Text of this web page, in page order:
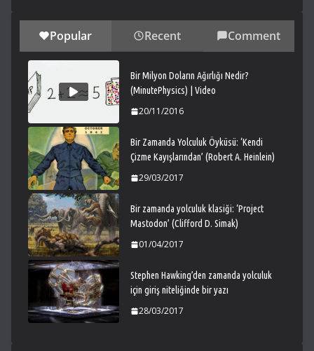
Popular Recent Comment
Bir Milyon Doların Ağırlığı Nedir?
(MinutePhysics) | Video
20/11/2016
Bir Zamanda Yolculuk Öyküsü: ‘Kendi
Çizme Kayışlarından’ (Robert A. Heinlein)
29/03/2017
Bir zamanda yolculuk klasiği: ‘Project
Mastodon’ (Clifford D. Simak)
01/04/2017
Stephen Hawking’den zamanda yolculuk
için giriş niteliğinde bir yazı
28/03/2017